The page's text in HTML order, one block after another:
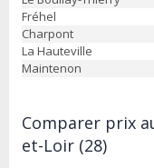
Fréhel
Charpont
La Hauteville
Maintenon
Comparer prix
et-Loir (28)